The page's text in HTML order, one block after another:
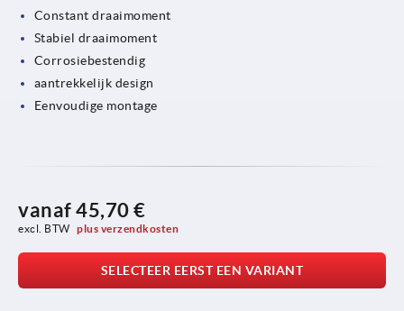
Constant draaimoment
Stabiel draaimoment
Corrosiebestendig
aantrekkelijk design
Eenvoudige montage
vanaf 45,70 €
excl. BTW plus verzendkosten
SELECTEER EERST EEN VARIANT